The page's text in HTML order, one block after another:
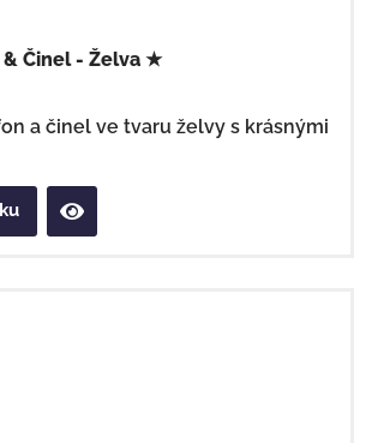
& Činel - Želva ★
a činel ve tvaru želvy s krásnými